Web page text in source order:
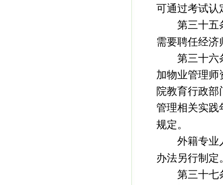
可通过考试认
第三十五条
需要聘任经济
第三十六条
加物业管理师
院教育行政
管理相关实践
规定。
外籍专业人
办法另行制定
第三十七条